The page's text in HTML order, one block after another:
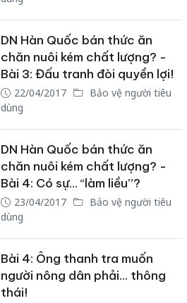
DN Hàn Quốc bán thức ăn
chăn nuôi kém chất lượng? -
Bài 3: Đấu tranh đòi quyền lợi!
22/04/2017
Bảo vệ người tiêu
dùng
DN Hàn Quốc bán thức ăn
chăn nuôi kém chất lượng? -
Bài 4: Có sự... “làm liều”?
23/04/2017
Bảo vệ người tiêu
dùng
Bài 4: Ông thanh tra muốn
người nông dân phải… thông
thái!